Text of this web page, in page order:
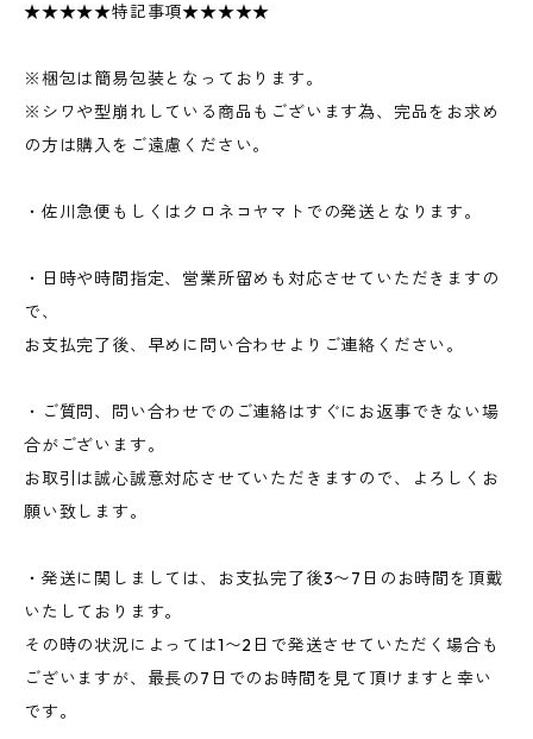
★★★★★特記事項★★★★★
※梱包は簡易包装となっております。
※シワや型崩れしている商品もございます為、完品をお求め
の方は購入をご遠慮ください。
・佐川急便もしくはクロネコヤマトでの発送となります。
・日時や時間指定、営業所留めも対応させていただきますの
で、
お支払完了後、早めに問い合わせよりご連絡ください。
・ご質問、問い合わせでのご連絡はすぐにお返事できない場
合がございます。
お取引は誠心誠意対応させていただきますので、よろしくお
願い致します。
・発送に関しましては、お支払完了後3〜7日のお時間を頂戴
いたしております。
その時の状況によっては1〜2日で発送させていただく場合も
ございますが、最長の7日でのお時間を見て頂けますと幸い
です。